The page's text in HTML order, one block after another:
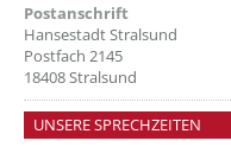
Postanschrift
Hansestadt Stralsund
Postfach 2145
18408 Stralsund
UNSERE SPRECHZEITEN